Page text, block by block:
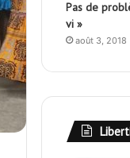
Pas de
vi »
août 3, 2018